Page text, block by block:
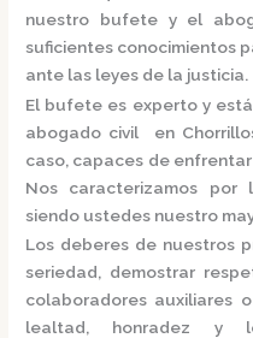
nuestro bufete y el
suficientes conocimientos
ante las leyes de la justicia.
El bufete es experto y
abogado civil en
caso, capaces de
Nos caracterizamos por
siendo ustedes nuestro
Los deberes de nuestros
seriedad, demostrar
colaboradores auxiliares
lealtad, honradez y